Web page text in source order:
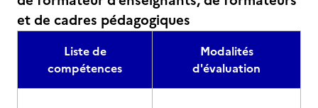
et de cadres pédagogiques
Liste de
compétences
Modalités
d'évaluation